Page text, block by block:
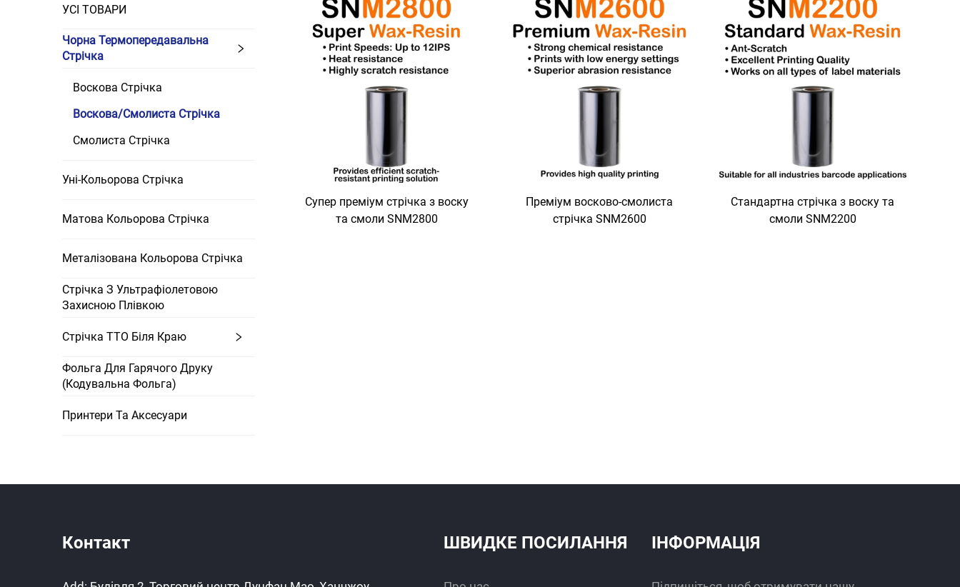
УСІ ТОВАРИ
Чорна Термопередавальна
Стрічка
Воскова Стрічка
Воскова/смолиста Стрічка
Смолиста Стрічка
Уні-Кольорова Стрічка
Матова Кольорова Стрічка
Металізованa Кольорова Стрічка
Стрічка З Ультрафіолетовою
Захисною Плівкою
Стрічка TTO Біля Краю
Фольга Для Гарячого Друку
(кодувальна Фольга)
Принтери Та Аксесуари
Супер преміум стрічка з воску
та смоли SNM2800
Преміум восково-смолиста
стрічка SNM2600
Стандартна стрічка з воску та
смоли SNM2200
Контакт ШВИДКЕ ПОСИЛАННЯ ІНФОРМАЦІЯ